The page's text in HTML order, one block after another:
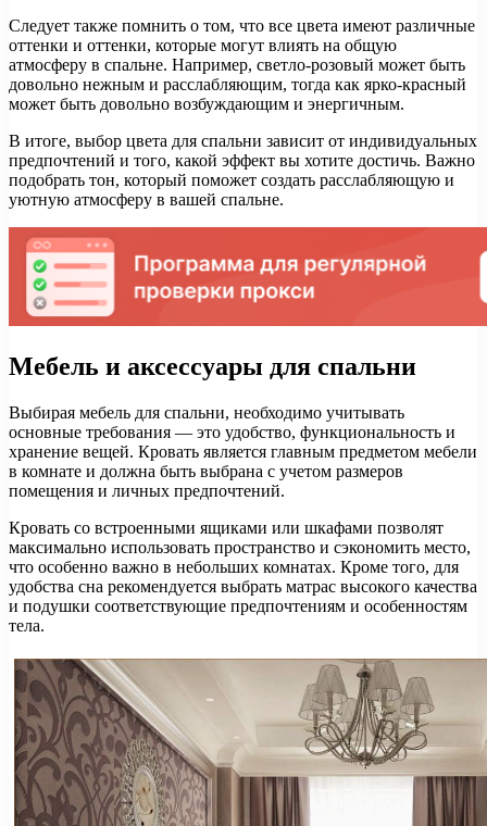
Следует также помнить о том, что все цвета имеют различные
оттенки и оттенки, которые могут влиять на общую
атмосферу в спальне. Например, светло-розовый может быть
довольно нежным и расслабляющим, тогда как ярко-красный
может быть довольно возбуждающим и энергичным.
В итоге, выбор цвета для спальни зависит от индивидуальных
предпочтений и того, какой эффект вы хотите достичь. Важно
подобрать тон, который поможет создать расслабляющую и
уютную атмосферу в вашей спальне.
Мебель и аксессуары для спальни
Выбирая мебель для спальни, необходимо учитывать
основные требования — это удобство, функциональность и
хранение вещей. Кровать является главным предметом мебели
в комнате и должна быть выбрана с учетом размеров
помещения и личных предпочтений.
Кровать со встроенными ящиками или шкафами позволят
максимально использовать пространство и сэкономить место,
что особенно важно в небольших комнатах. Кроме того, для
удобства сна рекомендуется выбрать матрас высокого качества
и подушки соответствующие предпочтениям и особенностям
тела.